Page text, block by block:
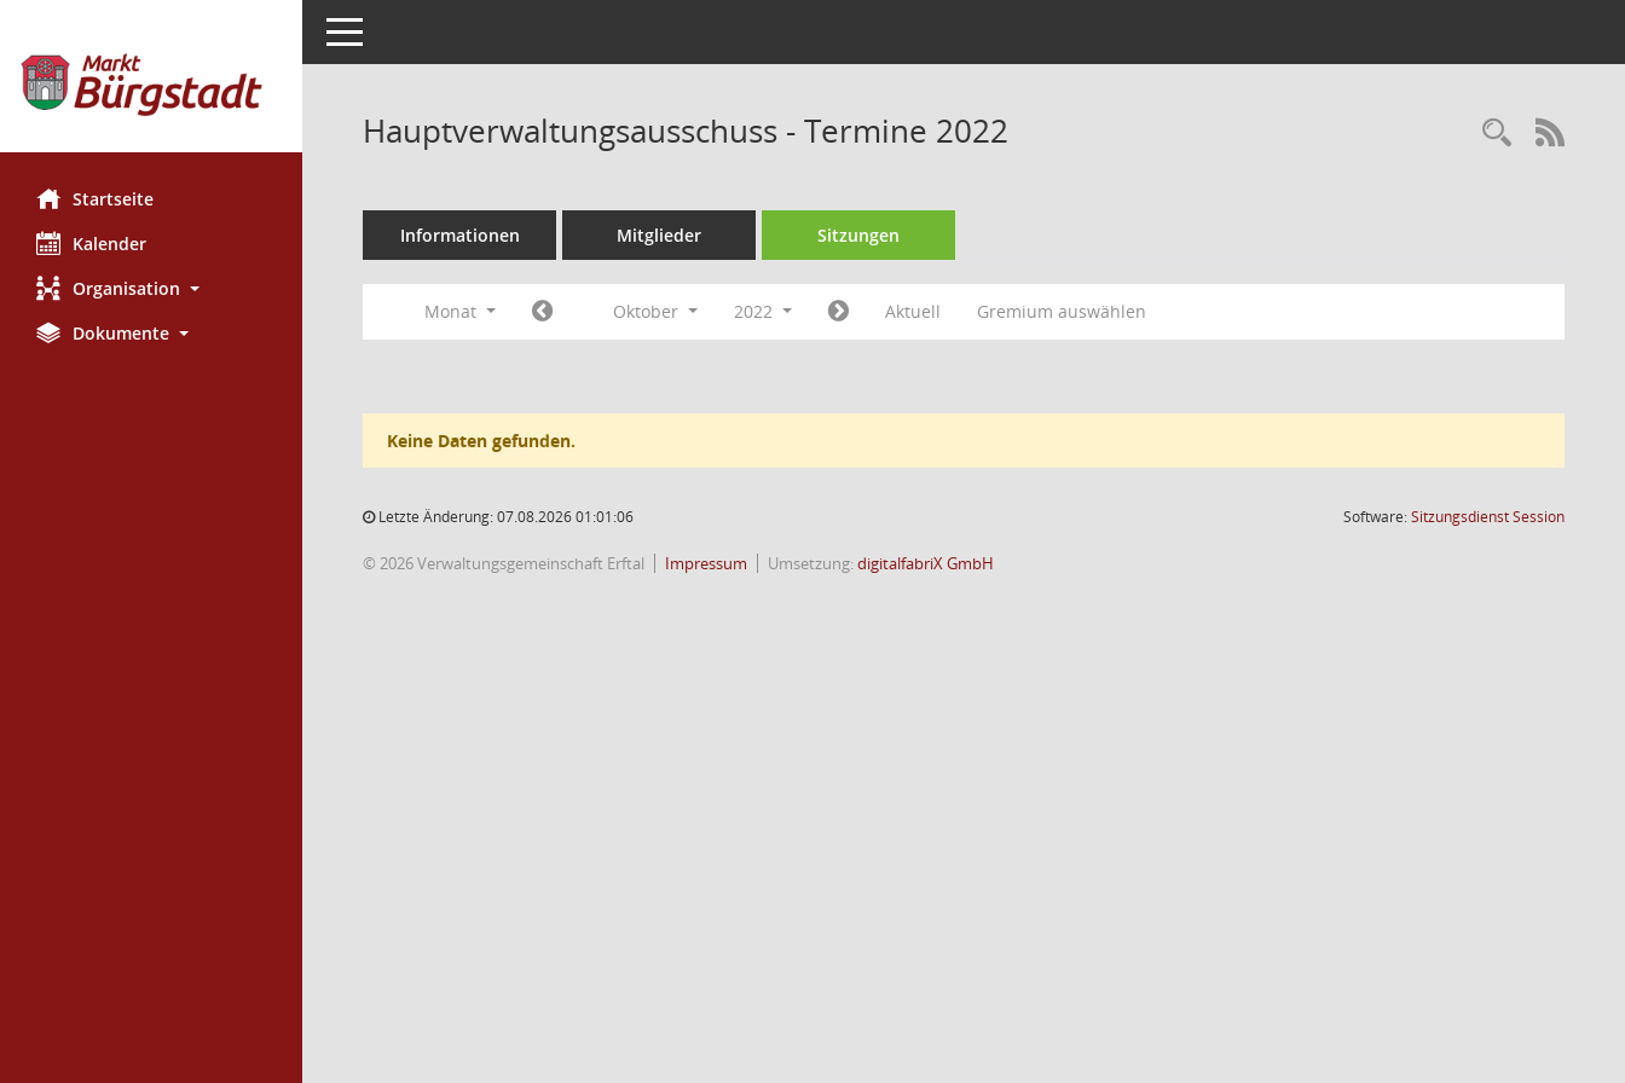
Startseite
Kalender
Organisation
Dokumente
Toggle navigation
Hauptverwaltungsausschuss - Termine 2022
Informationen Mitglieder Sitzungen
Monat Oktober 2022 Aktuell Gremium auswählen
Keine Daten gefunden.
Letzte Änderung: 07.08.2026 01:01:06 Software:SitzungsdienstSession(Wird in
© 2026 Verwaltungsgemeinschaft Erftal Impressum Umsetzung:digitalfabriX GmbH